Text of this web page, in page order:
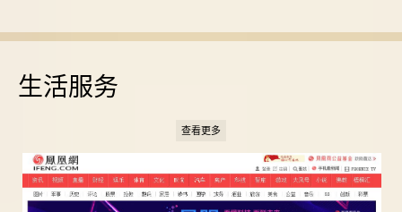
生活服务
查看更多